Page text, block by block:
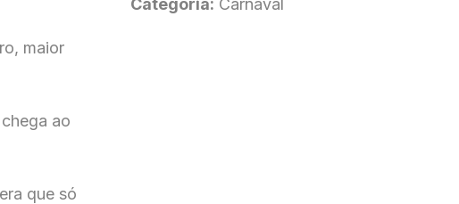
maior
ao
que só
Categoria: Carnaval